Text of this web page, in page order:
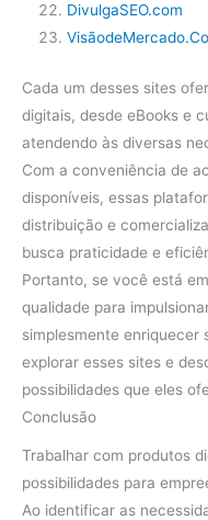
DivulgaSEO.com
Cada um desses sites
digitais, desde eBooks e
atendendo às diversas
Com a conveniência de
disponíveis, essas
distribuição e
busca praticidade e
Portanto, se você está
qualidade para
simplesmente enriquecer
explorar esses sites e
possibilidades que eles
Conclusão
Trabalhar com produtos
possibilidades para
Ao identificar as